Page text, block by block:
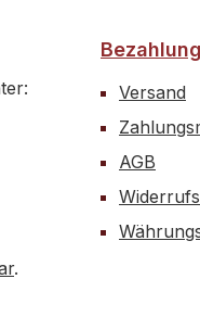
.
Bezahlung
Versand
AGB